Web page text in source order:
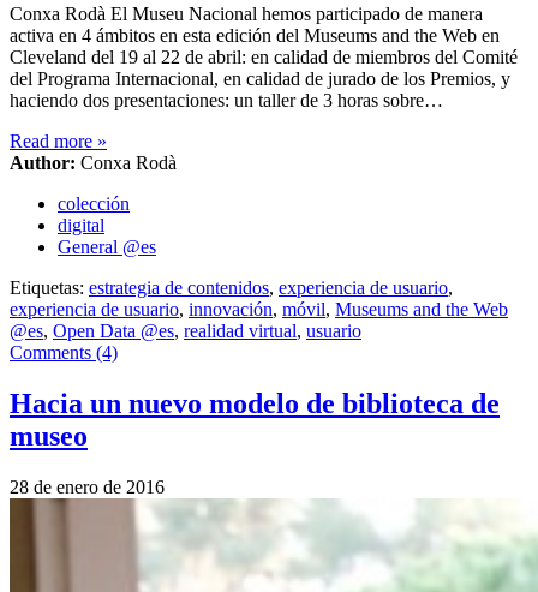
Conxa Rodà El Museu Nacional hemos participado de manera
activa en 4 ámbitos en esta edición del Museums and the Web en
Cleveland del 19 al 22 de abril: en calidad de miembros del Comité
del Programa Internacional, en calidad de jurado de los Premios, y
haciendo dos presentaciones: un taller de 3 horas sobre…
Read more »
Author: Conxa Rodà
colección
digital
General @es
Etiquetas: estrategia de contenidos, experiencia de usuario,
experiencia de usuario, innovación, móvil, Museums and the Web
@es, Open Data @es, realidad virtual, usuario
Comments (4)
Hacia un nuevo modelo de biblioteca de
museo
28 de enero de 2016